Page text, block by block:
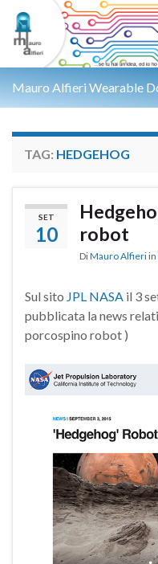
Mauro Alfieri Wearable
TAG: HEDGEHOG
SET
10
robot
DiMauro Alfieri in
Sul sito JPL NASA il 3
pubblicata la news
porcospino robot )